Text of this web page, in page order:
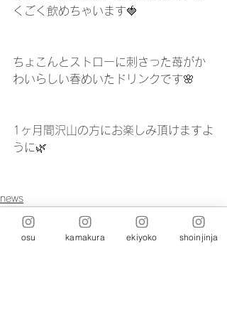
くごく飲めちゃいます🍓
ちょこんとストローに刺さった苺がか
わいらしい春めいたドリンクです🌸
1ヶ月間沢山の方にお楽しみ頂けますよ
うに🌿
news
osu kamakura ekiyoko shoinjinja